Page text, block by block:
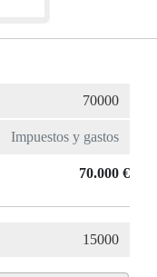
70.000 €